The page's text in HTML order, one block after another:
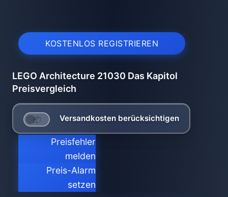
KOSTENLOS REGISTRIEREN
LEGO Architecture 21030 Das Kapitol
Preisvergleich
Versandkosten berücksichtigen
Preisfehler
melden
Preis-Alarm
setzen